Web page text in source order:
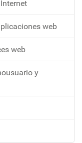
web
web
y